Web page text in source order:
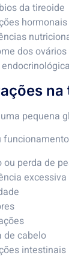
da tireoide
dos
na
pequena
ou perda de
excessiva
de cabelo
intestinais